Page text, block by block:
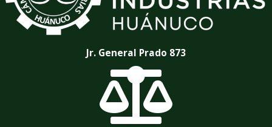
Jr. General Prado 873
